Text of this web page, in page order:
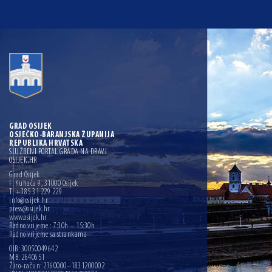
GRAD OSIJEK
OSJEČKO-BARANJSKA ŽUPANIJA
REPUBLIKA HRVATSKA
SLUŽBENI PORTAL GRADA NA DRAVI
OSIJEK.HR
Grad Osijek
F. Kuhača 9, 31000 Osijek
T: +385 31 229 229
info@osijek.hr
press@osijek.hr
www.osijek.hr
Radno vrijeme : 7:30h – 15:30h
Radno vrijeme sa strankama
OIB: 30050049642
MB: 2640651
Žiro-račun: 2360000–1831200002